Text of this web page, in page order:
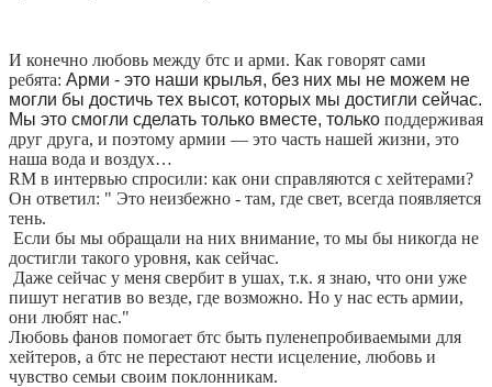
И конечно любовь между бтс и арми. Как говорят сами
ребята: Арми - это наши крылья, без них мы не можем не
могли бы достичь тех высот, которых мы достигли сейчас.
Мы это смогли сделать только вместе, только поддерживая
друг друга, и поэтому армии — это часть нашей жизни, это
наша вода и воздух…
RM в интервью спросили: как они справляются с хейтерами?
Он ответил: " Это неизбежно - там, где свет, всегда появляется
тень.
Если бы мы обращали на них внимание, то мы бы никогда не
достигли такого уровня, как сейчас.
Даже сейчас у меня свербит в ушах, т.к. я знаю, что они уже
пишут негатив во везде, где возможно. Но у нас есть армии,
они любят нас."
Любовь фанов помогает бтс быть пуленепробиваемыми для
хейтеров, а бтс не перестают нести исцеление, любовь и
чувство семьи своим поклонникам.